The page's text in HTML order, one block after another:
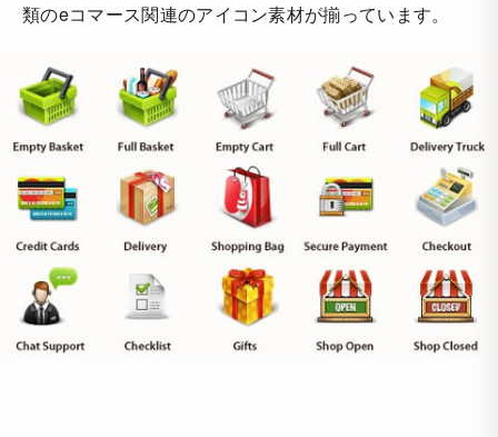
類のeコマース関連のアイコン素材が揃っています。